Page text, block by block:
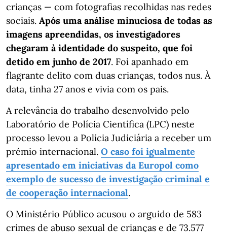
crianças — com fotografias recolhidas nas redes
sociais. Após uma análise minuciosa de todas as
imagens apreendidas, os investigadores
chegaram à identidade do suspeito, que foi
detido em junho de 2017. Foi apanhado em
flagrante delito com duas crianças, todos nus. À
data, tinha 27 anos e vivia com os pais.
A relevância do trabalho desenvolvido pelo
Laboratório de Polícia Científica (LPC) neste
processo levou a Polícia Judiciária a receber um
prémio internacional. O caso foi igualmente
apresentado em iniciativas da Europol como
exemplo de sucesso de investigação criminal e
de cooperação internacional.
O Ministério Público acusou o arguido de 583
crimes de abuso sexual de crianças e de 73.577